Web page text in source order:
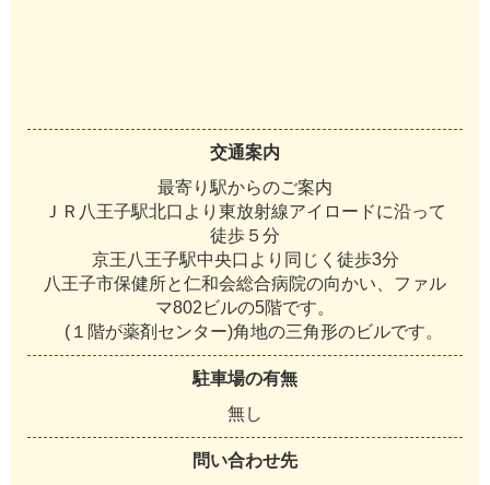
交通案内
最寄り駅からのご案内
ＪＲ八王子駅北口より東放射線アイロードに沿って
徒歩５分
京王八王子駅中央口より同じく徒歩3分
八王子市保健所と仁和会総合病院の向かい、ファル
マ802ビルの5階です。
(１階が薬剤センター)角地の三角形のビルです。
駐車場の有無
無し
問い合わせ先